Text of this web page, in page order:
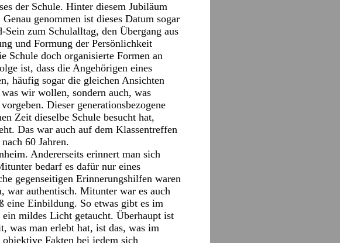
der Schule. Hinter diesem Jubiläum
genommen ist dieses Datum sogar
zum Schulalltag, den Übergang aus
und Formung der Persönlichkeit
doch organisierte Formen an
ist, dass die Angehörigen eines
häufig sogar die gleichen Ansichten
wir wollen, sondern auch, was
Dieser generationsbezogene
Zeit dieselbe Schule besucht hat,
Das war auch auf dem Klassentreffen
60 Jahren.
Andererseits erinnert man sich
bedarf es dafür nur eines
gegenseitigen Erinnerungshilfen waren
war authentisch. Mitunter war es auch
eine Einbildung. So etwas gibt es im
mildes Licht getaucht. Überhaupt ist
was man erlebt hat, ist das, was im
Fakten bei jedem sich